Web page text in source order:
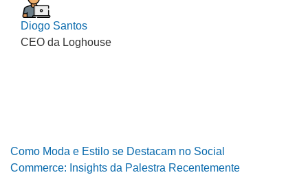
Diogo Santos
CEO da Loghouse
Como Moda e Estilo se Destacam no Social
Commerce: Insights da Palestra Recentemente